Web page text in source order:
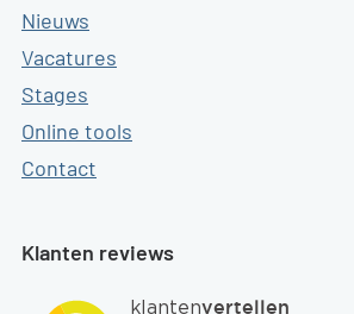
Nieuws
Vacatures
Stages
Online tools
Contact
Klanten reviews